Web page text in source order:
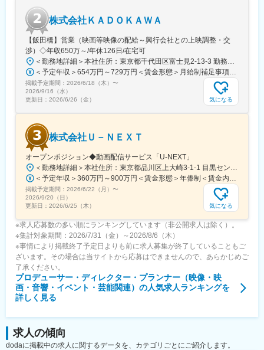
株式会社ＫＡＤＯＫＡＷＡ
【飯田橋】営業（映画等映像の配給～興行会社との上映調整・交
渉）◇年収650万～/年休126日/在宅可
＜勤務地詳細＞本社住所：東京都千代田区富士見2-13-3 勤務地最寄駅：各線／飯田橋駅受動喫煙対策：屋内全面禁煙変更の範囲：会社の定める事業所（リモートワーク含む）
＜予定年収＞654万円～729万円＜賃金形態＞月給制補足事項なし＜賃金内訳＞月額（基本給）：330,500円～368,500円固定残業手当/月：77,000円～86,000円（固定残業時間30時間0分/月）超過した時間外労働の残業手当は追加支給＜月給＞407,500円～454,500円（一律手当を含む）＜昇給有無＞有＜残業手当＞有＜給与補足＞※経験・スキル・前年収を考慮の上、当社規定により決定いたします。※残業時間が30時間を超えた場合は、別途残業代を支給いたします。■給与改定年1回（6月）■賞与：年2回（6月、12月）賃金はあくまでも目安の金額であり、選考を通じて上下する可能性があります。月給(月額)は固定手当を含めた表記です。
掲載予定期間： 2026/6/18（木） 〜
2026/9/16（水）
更新日： 2026/6/26（金） 気になる
株式会社Ｕ－ＮＥＸＴ
オープンポジション◆動画配信サービス「U-NEXT」
＜勤務地詳細＞本社住所：東京都品川区上大崎3-1-1 目黒セントラルスクエア勤務地最寄駅：各線／目黒駅受動喫煙対策：屋内全面禁煙変更の範囲：会社の定める事業所
＜予定年収＞360万円～900万円＜賃金形態＞年俸制＜賃金内訳＞年額（基本給）：2,663,580円～3,698,372円固定残業手当/月：78,035円～108,469円（固定残業時間45時間0分/月）超過した時間外労働の残業手当は追加支給＜月額＞300,000円～416,666円（12分割）（一律手当を含む）＜昇給有無＞有＜残業手当＞有＜給与補足＞※上記はあくまで想定であり、ご経験、スキルに応じ決定させて頂きます。■昇給：年1回賃金はあくまでも目安の金額であり、選考を通じて上下する可能性があります。月給(月額)は固定手当を含めた表記です。
掲載予定期間： 2026/6/22（月） 〜
2026/9/20（日）
更新日： 2026/6/25（木） 気になる
※求人応募数の多い順にランキングしています（非公開求人は除く）。
※集計対象期間：2026/7/31（金）～2026/8/6（木）
※事情により掲載終了予定日よりも前に求人募集が終了していることもご
ざいます。その場合は当サイトから応募はできませんので、あらかじめご
了承ください。
プロデューサー・ディレクター・プランナー（映像・映
画・音響・イベント・芸能関連） の人気求人ランキングを
詳しく見る
求人の傾向
dodaに掲載中の求人に関するデータを、カテゴリごとにご紹介します。